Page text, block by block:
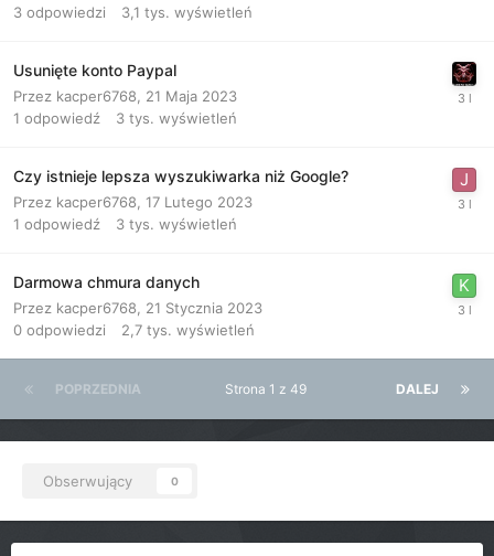
3 odpowiedzi 3,1 tys. wyświetleń
Usunięte konto Paypal
Przez kacper6768
21 Maja 2023
1 odpowiedź 3 tys. wyświetleń
Czy istnieje lepsza wyszukiwarka niż Google?
Przez kacper6768 17 Lutego 2023
1 odpowiedź 3 tys. wyświetleń
Darmowa chmura danych
Przez kacper6768
21 Stycznia 2023
0 odpowiedzi 2,7 tys. wyświetleń
POPRZEDNIA DALEJ
Strona 1 z 49
Obserwujący 0